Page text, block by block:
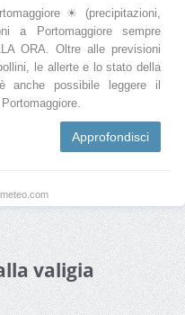
☀ (precipitazioni,
a Portomaggiore sempre
ORA. Oltre alle previsioni
le allerte e lo stato della
anche possibile leggere il
Approfondisci
valigia